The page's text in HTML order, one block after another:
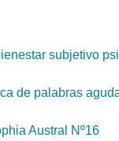
subjetivo
de palabras
Austral Nº16